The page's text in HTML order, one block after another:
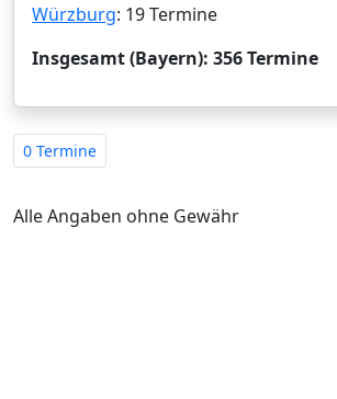
Würzburg: 19 Termine
Insgesamt (Bayern): 356 Termine
0 Termine
Alle Angaben ohne Gewähr